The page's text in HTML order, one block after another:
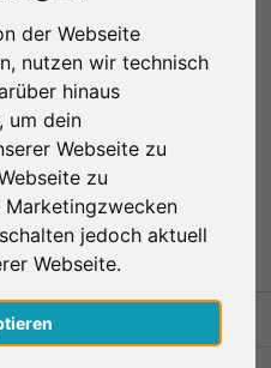
der Webseite
nutzen wir technisch
hinaus
um dein
Webseite zu
zu
Marketingzwecken
jedoch aktuell
Webseite.
Je mehr du
Unterstützung
bei SurveyCircle
spannende
R 4
entdecken
registrieren